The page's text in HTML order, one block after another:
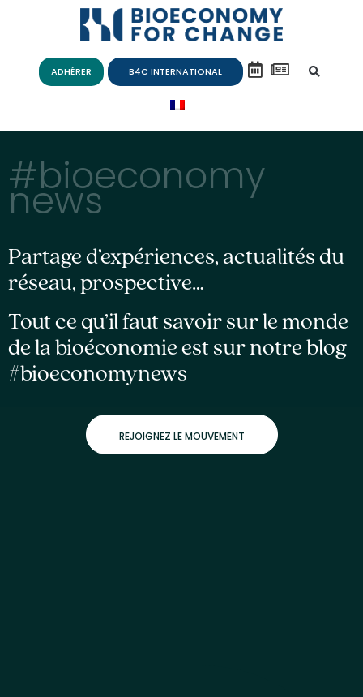
ADHÉRER B4C INTERNATIONAL
#bioeconomy
news
Partage d’expériences, actualités du
réseau, prospective…
Tout ce qu’il faut savoir sur le monde
de la bioéconomie est sur notre blog
#bioeconomynews
REJOIGNEZ LE MOUVEMENT